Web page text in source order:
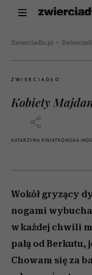
Zwierciadlo.pl >
ZWIERCIADŁO
Kobiety
KATARZYNA KWIATKOWSKA-
Wokół gryzący
nogami
w każdej chwili
pałą od Berkutu,
Chowam się za